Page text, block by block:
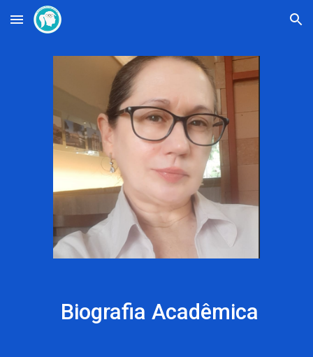
Skip to main content Skip to navigation
Biografia Acadêmica